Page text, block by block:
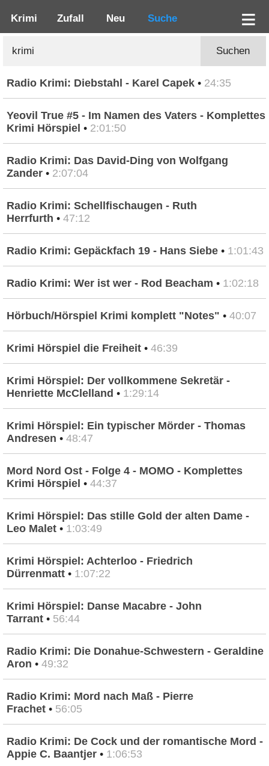
Krimi Zufall Neu Suche
Suchen
Radio Krimi: Diebstahl - Karel Capek • 24:35
Yeovil True #5 - Im Namen des Vaters - Komplettes
Krimi Hörspiel • 2:01:50
Radio Krimi: Das David-Ding von Wolfgang
Zander • 2:07:04
Radio Krimi: Schellfischaugen - Ruth
Herrfurth • 47:12
Radio Krimi: Gepäckfach 19 - Hans Siebe • 1:01:43
Radio Krimi: Wer ist wer - Rod Beacham • 1:02:18
Hörbuch/Hörspiel Krimi komplett "Notes" • 40:07
Krimi Hörspiel die Freiheit • 46:39
Krimi Hörspiel: Der vollkommene Sekretär -
Henriette McClelland • 1:29:14
Krimi Hörspiel: Ein typischer Mörder - Thomas
Andresen • 48:47
Mord Nord Ost - Folge 4 - MOMO - Komplettes
Krimi Hörspiel • 44:37
Krimi Hörspiel: Das stille Gold der alten Dame -
Leo Malet • 1:03:49
Krimi Hörspiel: Achterloo - Friedrich
Dürrenmatt • 1:07:22
Krimi Hörspiel: Danse Macabre - John
Tarrant • 56:44
Radio Krimi: Die Donahue-Schwestern - Geraldine
Aron • 49:32
Radio Krimi: Mord nach Maß - Pierre
Frachet • 56:05
Radio Krimi: De Cock und der romantische Mord -
Appie C. Baantjer • 1:06:53